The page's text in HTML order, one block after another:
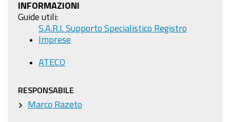
Fedra?
Conosci
novità
modulistica
Registro
INFORMAZIONI
Guide utili:
S.A.R.I. Supporto Specialistico Registro
Imprese
ATECO
RESPONSABILE
Marco Razeto